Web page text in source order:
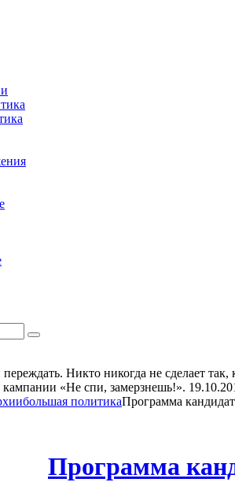
переждать. Никто никогда не сделает
«Не спи, замерзнешь!».
большая политикаПрограмма
Программа